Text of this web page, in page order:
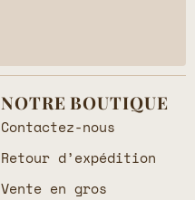
NOTRE BOUTIQUE
Contactez-nous
Retour d’expédition
Vente en gros